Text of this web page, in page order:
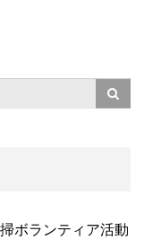
ボランティア活動